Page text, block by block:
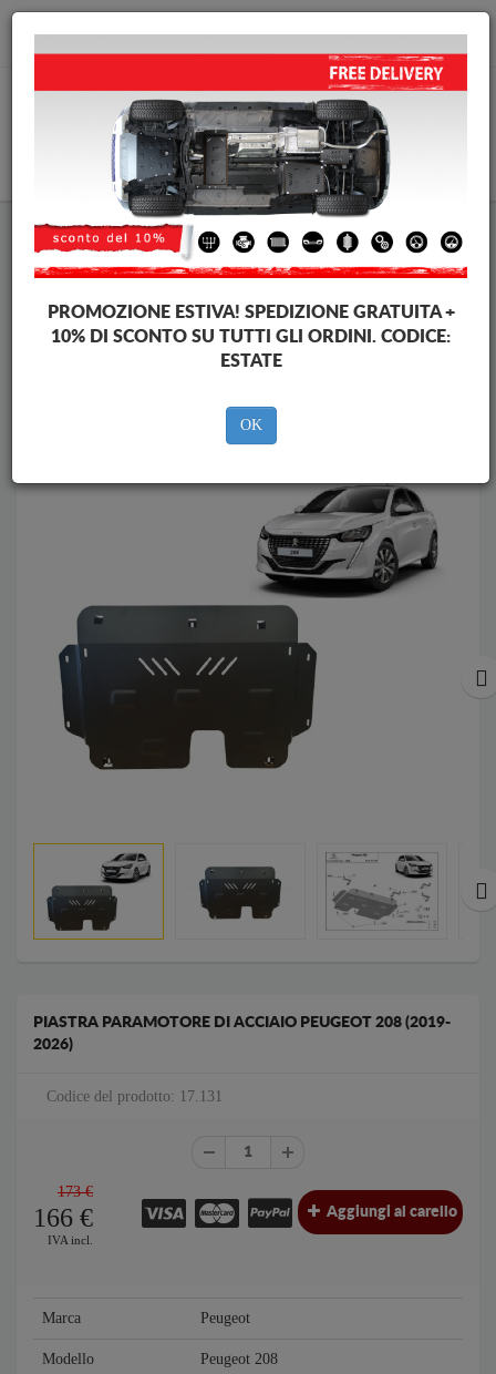
info@piastraparamotore.com
Piastra paramotore di acciaio Peugeot
Piastra paramotore di acciaio Peugeot 208
Brands
Brands
PIASTRA PARAMOTORE DI ACCIAIO PEUGEOT 208 (2019-
2026)
Codice del prodotto: 17.131
173 €
166 €
IVA incl.
Aggiungi al carello
Marca Peugeot
Modello Peugeot 208
PROMOZIONE ESTIVA! SPEDIZIONE GRATUITA +
10% DI SCONTO SU TUTTI GLI ORDINI. CODICE:
ESTATE
OK